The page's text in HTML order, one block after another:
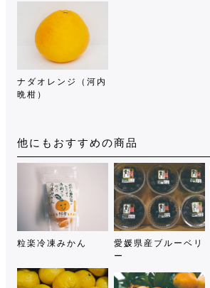
ナダオレンジ（河内
晩柑）
他にもおすすめの商品
粒楽冷凍みかん
愛媛県産ブルーベリ
ー